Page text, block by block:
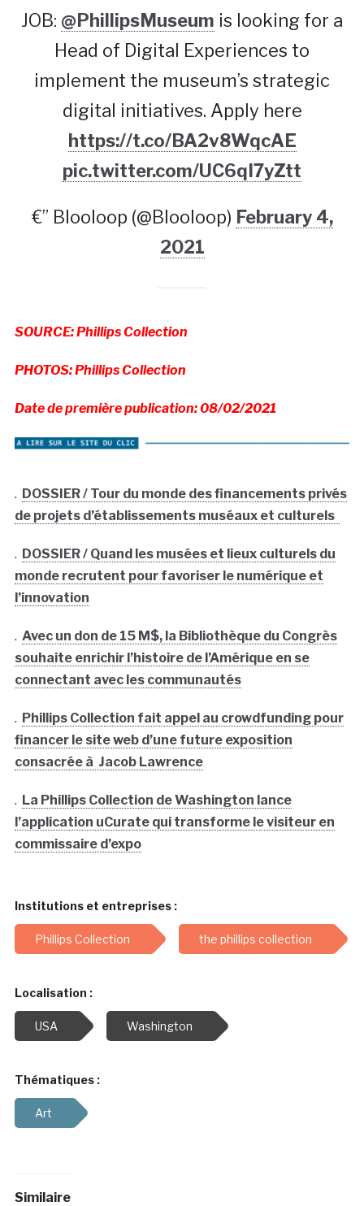
JOB: @PhillipsMuseum is looking for a
Head of Digital Experiences to
implement the museum’s strategic
digital initiatives. Apply here
https://t.co/BA2v8WqcAE
pic.twitter.com/UC6qI7yZtt
€” Blooloop (@Blooloop) February 4,
2021
SOURCE: Phillips Collection
PHOTOS: Phillips Collection
Date de première publication: 08/02/2021
. DOSSIER / Tour du monde des financements privés
de projets d’établissements muséaux et culturels
. DOSSIER / Quand les musées et lieux culturels du
monde recrutent pour favoriser le numérique et
l’innovation
. Avec un don de 15 M$, la Bibliothèque du Congrès
souhaite enrichir l’histoire de l’Amérique en se
connectant avec les communautés
. Phillips Collection fait appel au crowdfunding pour
financer le site web d’une future exposition
consacrée à Jacob Lawrence
. La Phillips Collection de Washington lance
l’application uCurate qui transforme le visiteur en
commissaire d’expo
Institutions et entreprises :
Phillips Collection the phillips collection
Localisation :
USA Washington
Thématiques :
Art
Similaire